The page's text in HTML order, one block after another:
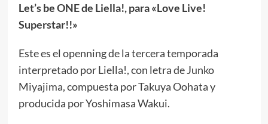
Let’s be ONE de Liella!, para «Love Live!
Superstar!!»
Este es el openning de la tercera temporada
interpretado por Liella!, con letra de Junko
Miyajima, compuesta por Takuya Oohata y
producida por Yoshimasa Wakui.